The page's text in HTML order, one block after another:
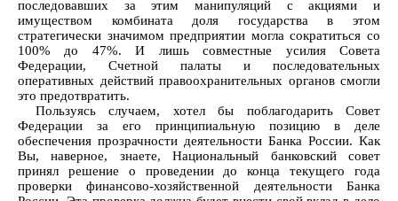
последовавших за этим манипуляций с акциями и
имуществом комбината доля государства в этом
стратегически значимом предприятии могла сократиться со
100% до 47%. И лишь совместные усилия Совета
Федерации, Счетной палаты и последовательных
оперативных действий правоохранительных органов смогли
это предотвратить.
Пользуясь случаем, хотел бы поблагодарить Совет
Федерации за его принципиальную позицию в деле
обеспечения прозрачности деятельности Банка России. Как
Вы, наверное, знаете, Национальный банковский совет
принял решение о проведении до конца текущего года
проверки финансово-хозяйственной деятельности Банка